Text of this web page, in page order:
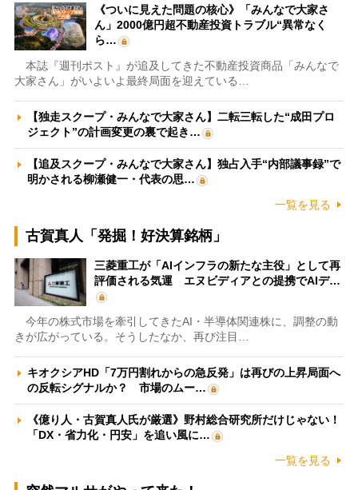
《ついに見えた問題の核心》「みんなで大家さ
ん」2000億円超不動産投資トラブル“異常なく
ら…
本誌『週刊ポスト』が追及してきた不動産投資商品「みんなで
大家さん」がいよいよ最終局面を迎えている…
【独走スクープ・みんなで大家さん】二転三転した“成田プロ
ジェクト”の計画変更の裏で起き…
【追及スクープ・みんなで大家さん】独占入手“内部議事録”で
明かされる柳瀬健一・代表の思…
一覧を見る
古賀真人「発掘！好決算銘柄」
三菱重工が「AIインフラの新たな主役」として再
評価される気運 エヌビディアとの提携でAIデ…
今年の株式市場を牽引してきたAI・半導体関連株に、調整の動
きが広がっている。そうしたなか、再び注目…
キオクシアHD「7万円割れからの急反発」は再びの上昇局面へ
の反転シグナルか？ 市場のムー…
《億り人・古賀真人氏が厳選》野村総合研究所だけじゃない！
「DX・省力化・円安」を追い風に…
一覧を見る